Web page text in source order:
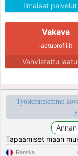
Ilmaiset palvelut
Vakava
laatuprofiilit
Vahvistettu laatu
Työskentelemme
Tapaamiset maan
Ranska